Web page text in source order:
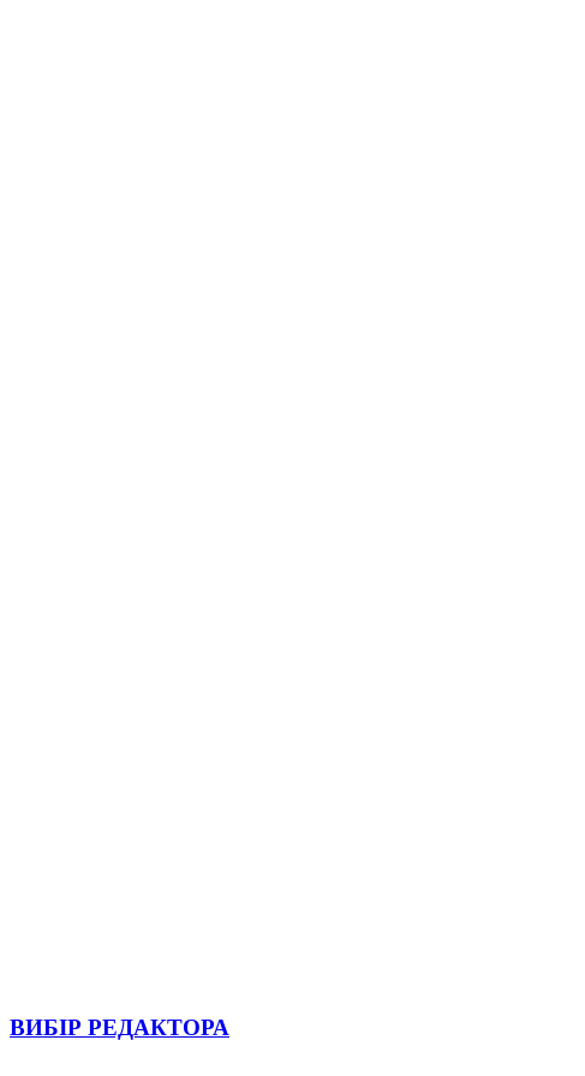
ВИБІР РЕДАКТОРА